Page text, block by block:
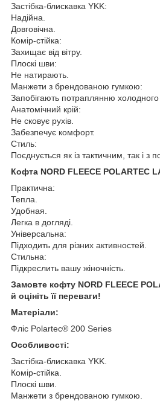
Застібка-блискавка YKK:
Надійна.
Довговічна.
Комір-стійка:
Захищає від вітру.
Плоскі шви:
Не натирають.
Манжети з брендованою гумкою:
Запобігають потраплянню холодного
Анатомічний крій:
Не сковує рухів.
Забезпечує комфорт.
Стиль:
Поєднується як із тактичним, так і з
Кофта NORD FLEECE POLARTEC
Практична:
Тепла.
Удобная.
Легка в догляді.
Універсальна:
Підходить для різних активностей.
Стильна:
Підкреслить вашу жіночність.
Замовте кофту NORD FLEECE
й оцініть її переваги!
Матеріали:
Фліс Polartec® 200 Series
Особливості:
Застібка-блискавка YKK.
Комір-стійка.
Плоскі шви.
Манжети з брендованою гумкою.